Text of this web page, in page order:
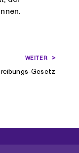
WEITER
Gesetz